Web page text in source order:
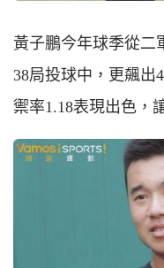
黃子鵬今年球季從二
38局投球中，更飆出
禦率1.18表現出色，